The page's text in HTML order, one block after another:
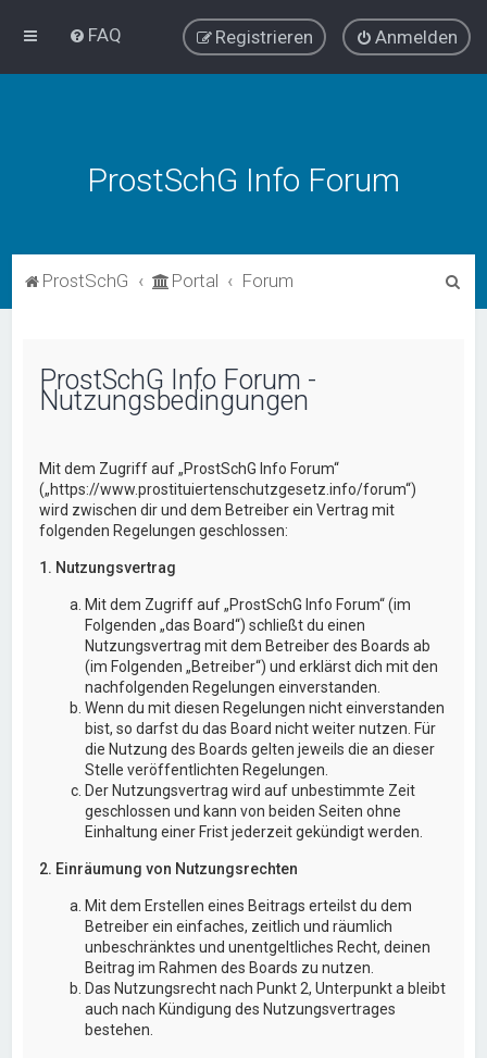
FAQ Anmelden
Registrieren
ProstSchG Info Forum
ProstSchG Portal Forum
ProstSchG Info Forum -
Nutzungsbedingungen
Mit dem Zugriff auf „ProstSchG Info Forum“
(„https://www.prostituiertenschutzgesetz.info/forum“)
wird zwischen dir und dem Betreiber ein Vertrag mit
folgenden Regelungen geschlossen:
1. Nutzungsvertrag
Mit dem Zugriff auf „ProstSchG Info Forum“ (im
Folgenden „das Board“) schließt du einen
Nutzungsvertrag mit dem Betreiber des Boards ab
(im Folgenden „Betreiber“) und erklärst dich mit den
nachfolgenden Regelungen einverstanden.
Wenn du mit diesen Regelungen nicht einverstanden
bist, so darfst du das Board nicht weiter nutzen. Für
die Nutzung des Boards gelten jeweils die an dieser
Stelle veröffentlichten Regelungen.
Der Nutzungsvertrag wird auf unbestimmte Zeit
geschlossen und kann von beiden Seiten ohne
Einhaltung einer Frist jederzeit gekündigt werden.
2. Einräumung von Nutzungsrechten
Mit dem Erstellen eines Beitrags erteilst du dem
Betreiber ein einfaches, zeitlich und räumlich
unbeschränktes und unentgeltliches Recht, deinen
Beitrag im Rahmen des Boards zu nutzen.
Das Nutzungsrecht nach Punkt 2, Unterpunkt a bleibt
auch nach Kündigung des Nutzungsvertrages
bestehen.